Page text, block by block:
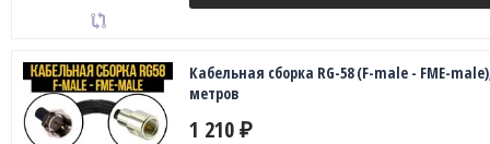
Кабельная сборка RG-58 (F-male - FME-
метров
1 210 ₽